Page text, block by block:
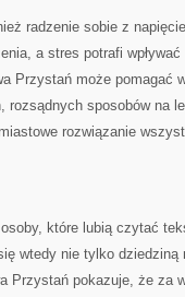
radzenie sobie z
a stres potrafi
Przystań może pomagać
sposobów na
rozwiązanie
które lubią czytać
wtedy nie tylko
Przystań pokazuje, że za